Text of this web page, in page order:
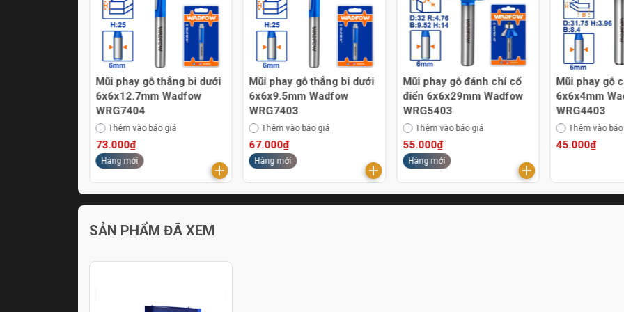
Mũi phay gỗ thẳng bi dưới
6x6x12.7mm Wadfow
WRG7404
Thêm vào báo giá
73.000₫
Hàng mới
Mũi phay gỗ thẳng bi dưới
6x6x9.5mm Wadfow
WRG7403
Thêm vào báo giá
67.000₫
Hàng mới
Mũi phay gỗ đánh chỉ cổ
điển 6x6x29mm Wadfow
WRG5403
Thêm vào báo giá
55.000₫
Hàng mới
Mũi phay gỗ
6x6x4mm
WRG4403
Thêm vào
45.000₫
SẢN PHẨM ĐÃ XEM